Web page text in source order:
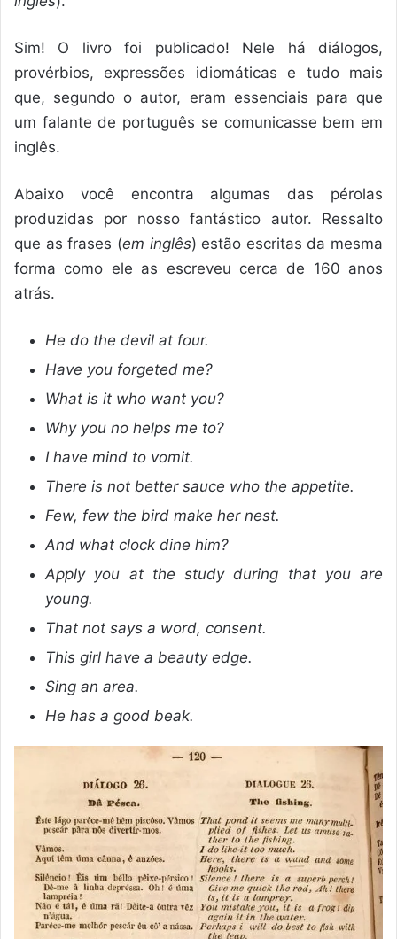
Sim! O livro foi publicado! Nele há diálogos,
provérbios, expressões idiomáticas e tudo mais
que, segundo o autor, eram essenciais para que
um falante de português se comunicasse bem em
inglês.
Abaixo você encontra algumas das pérolas
produzidas por nosso fantástico autor. Ressalto
que as frases (em inglês) estão escritas da mesma
forma como ele as escreveu cerca de 160 anos
atrás.
He do the devil at four.
Have you forgeted me?
What is it who want you?
Why you no helps me to?
I have mind to vomit.
There is not better sauce who the appetite.
Few, few the bird make her nest.
And what clock dine him?
Apply you at the study during that you are
young.
That not says a word, consent.
This girl have a beauty edge.
Sing an area.
He has a good beak.